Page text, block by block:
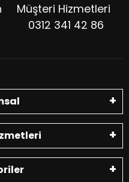
Müşteri Hizmetleri
0312 341 42 86